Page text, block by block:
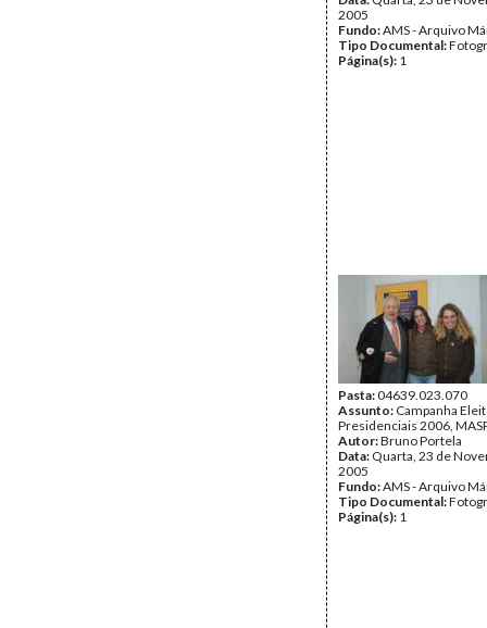
2005
Fundo:AMS - Arquivo
Tipo Documental:
Página(s): 1
Pasta:04639.023.070
Assunto: Campanha
Presidenciais 2006,
Autor:Bruno Portela
Data: Quarta, 23 de
2005
Fundo:AMS - Arquivo
Tipo Documental:
Página(s): 1